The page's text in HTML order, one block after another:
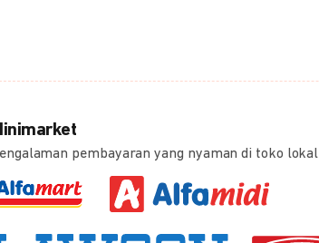
pembayaran yang nyaman di toko lokal